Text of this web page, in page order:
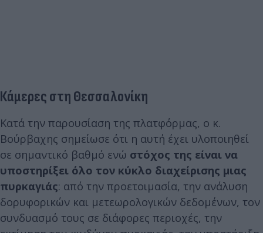
Κάμερες στη Θεσσαλονίκη
Κατά την παρουσίαση της πλατφόρμας, ο κ.
Βούρβαχης σημείωσε ότι η αυτή έχει υλοποιηθεί
σε σημαντικό βαθμό ενώ στόχος της είναι να
υποστηρίξει όλο τον κύκλο διαχείρισης μιας
πυρκαγιάς: από την προετοιμασία, την ανάλυση
δορυφορικών και μετεωρολογικών δεδομένων, τον
συνδυασμό τους σε διάφορες περιοχές, την